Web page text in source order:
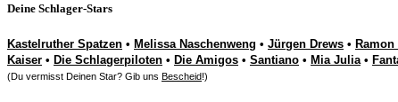
Deine Schlager-Stars
Kastelruther Spatzen • Melissa Naschenweng • Jürgen Drews •
Kaiser • Die Schlagerpiloten • Die Amigos • Santiano • Mia Julia•
(Du vermisst Deinen Star? Gib uns Bescheid!)